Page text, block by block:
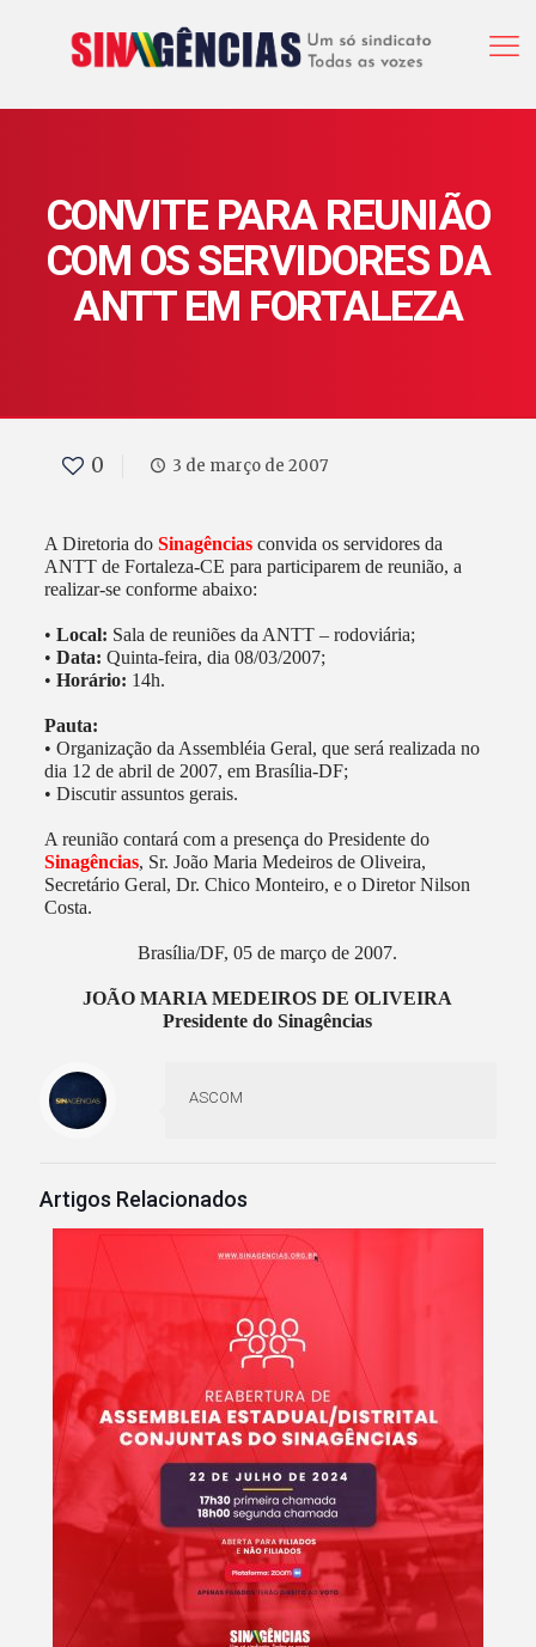
CONVITE PARA REUNIÃO
COM OS SERVIDORES DA
ANTT EM FORTALEZA
0 3 de março de 2007
A Diretoria do Sinagênciasconvida os servidores da
ANTT de Fortaleza-CE para participarem de reunião, a
realizar-se conforme abaixo:
• Local: Sala de reuniões da ANTT – rodoviária;
• Data: Quinta-feira, dia 08/03/2007;
• Horário: 14h.
Pauta:
• Organização da Assembléia Geral, que será realizada no
dia 12 de abril de 2007, em Brasília-DF;
• Discutir assuntos gerais.
A reunião contará com a presença do Presidente do
Sinagências, Sr. João Maria Medeiros de Oliveira,
Secretário Geral, Dr. Chico Monteiro, e o Diretor Nilson
Costa.
Brasília/DF, 05 de março de 2007.
JOÃO MARIA MEDEIROS DE OLIVEIRA
Presidente do Sinagências
ASCOM
Artigos Relacionados